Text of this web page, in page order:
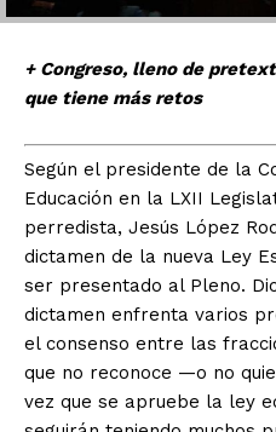
+ Congreso, lleno de
que tiene más retos
Según el presidente de la
Educación en la LXII
perredista, Jesús López
dictamen de la nueva Ley
ser presentado al Pleno.
dictamen enfrenta varios
el consenso entre las
que no reconoce —o no
vez que se apruebe la ley